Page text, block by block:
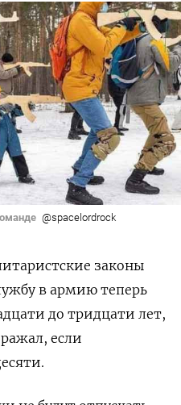
@spacelordrock
законы
в армию теперь
до тридцати лет,
если